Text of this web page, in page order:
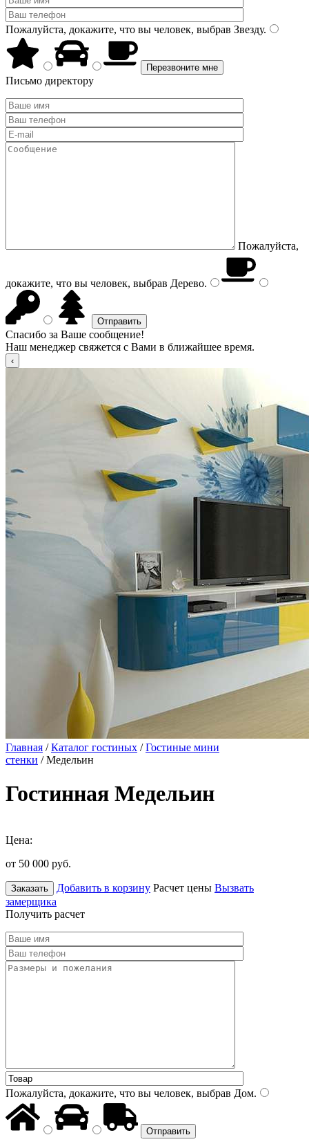
Пожалуйста, докажите, что вы человек, выбрав Звезду.
Письмо директору
Пожалуйста,
докажите, что вы человек, выбрав Дерево.
Спасибо за Ваше сообщение!
Наш менеджер свяжется с Вами в ближайшее время.
Главная /Каталог гостиных /Гостиные мини
стенки / Медельин
Гостинная Медельин
Цена:
от 50 000 руб.
Заказать Добавить в корзину Расчет цены Вызвать
замерщика
Получить расчет
Пожалуйста, докажите, что вы человек, выбрав Дом.